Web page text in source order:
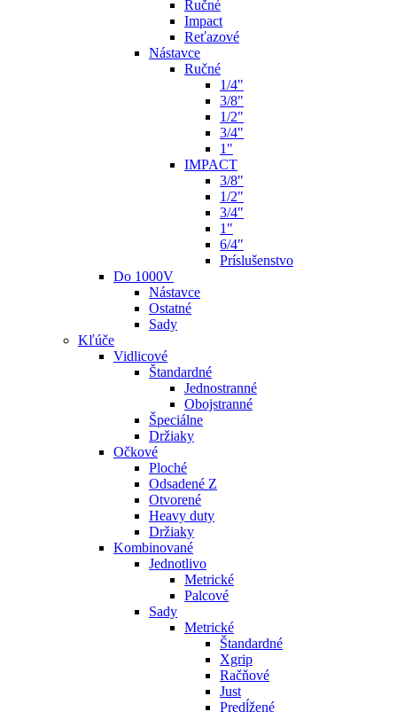
Ručné
Impact
Reťazové
Nástavce
Ručné
1/4"
3/8"
1/2"
3/4"
1"
IMPACT
3/8"
1/2"
3/4"
1"
6/4"
Príslušenstvo
Do 1000V
Nástavce
Ostatné
Sady
Kľúče
Vidlicové
Štandardné
Jednostranné
Obojstranné
Špeciálne
Držiaky
Očkové
Ploché
Odsadené Z
Otvorené
Heavy duty
Držiaky
Kombinované
Jednotlivo
Metrické
Palcové
Sady
Metrické
Štandardné
Xgrip
Račňové
Just
Predĺžené